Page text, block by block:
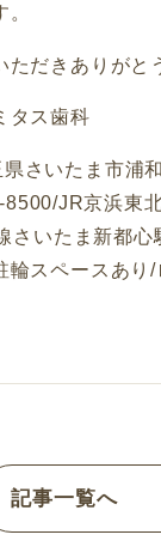
ただきありがと
タス歯科
県さいたま市浦
8500/JR京浜東
さいたま新都心
輪スペースあり/
記事一覧へ